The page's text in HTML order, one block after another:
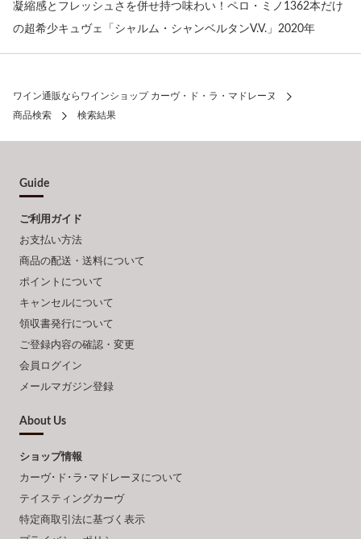
凝縮感とフレッシュさを併せ持つ味わい！ペロ・ミノ1362本だけ
の超希少キュヴェ「シャルム・シャンベルタンV.V.」2020年
ワイン通販ならワインショップ カーヴ・ド・ラ・マドレーヌ
商品検索
検索結果
Guide
ご利用ガイド
お支払い方法
商品の配送・送料について
ポイントについて
キャンセルについて
領収書発行について
ご登録内容の確認・変更
会員ログイン
メールマガジン登録
About Us
ショップ情報
カーヴ･ド･ラ･マドレーヌについて
テイスティングカーヴ
特定商取引法に基づく表示